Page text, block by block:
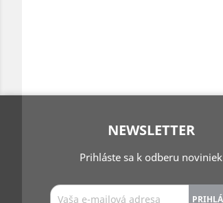
NEWSLETTER
Prihláste sa k odberu noviniek